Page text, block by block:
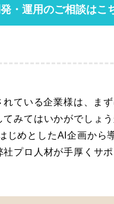
・運用のご相談はこ
ている企業様は、ま
てみてはいかがでしょう
じめとしたAI企画から
社プロ人材が手厚くサ